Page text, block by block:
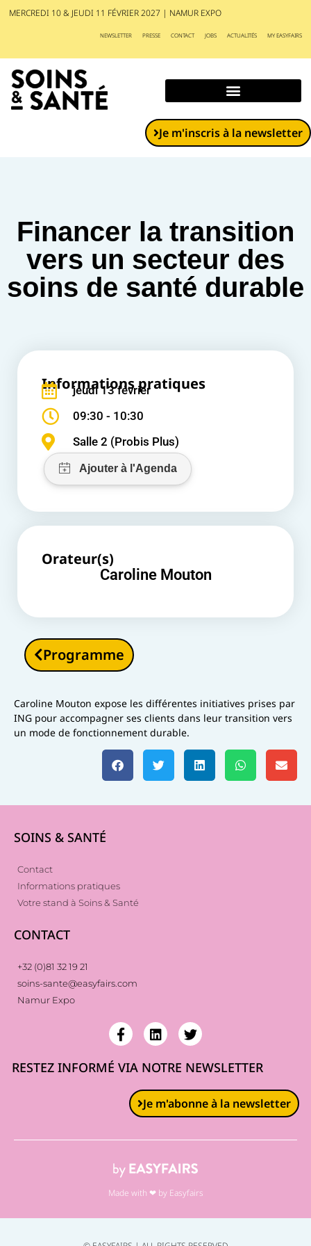
MERCREDI 10 & JEUDI 11 FÉVRIER 2027 | NAMUR EXPO
NEWSLETTER PRESSE CONTACT JOBS ACTUALITÉS MY EASYFAIRS
Je m'inscris à la newsletter
Financer la transition
vers un secteur des
soins de santé durable
Informations pratiques
jeudi 13 février
09:30 - 10:30
Salle 2 (Probis Plus)
Orateur(s)
Caroline Mouton
Programme
Caroline Mouton expose les différentes initiatives prises par
ING pour accompagner ses clients dans leur transition vers
un mode de fonctionnement durable.
SOINS & SANTÉ
Contact
Informations pratiques
Votre stand à Soins & Santé
CONTACT
+32 (0)81 32 19 21
soins-sante@easyfairs.com
Namur Expo
RESTEZ INFORMÉ VIA NOTRE NEWSLETTER
Je m'abonne à la newsletter
Made with ❤ by Easyfairs